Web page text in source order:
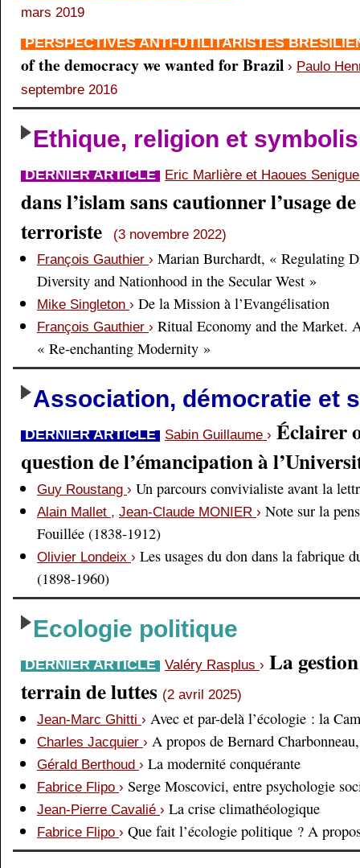
mars 2019
PERSPECTIVES ANTI-UTILITARISTES
of the democracy we wanted for Brazil › Paulo
septembre 2016
Ethique, religion et
DERNIER ARTICLE Eric Marlière et Haoues
dans l’islam sans cautionner l’usage
terroriste
(3 novembre 2022)
François Gauthier › Marian Burchardt, « Regulating
Diversity and Nationhood in the Secular West »
Mike Singleton › De la Mission à l’Evangélisation
François Gauthier › Ritual Economy and the Market.
« Re-enchanting Modernity »
Association, démocratie et
DERNIER ARTICLE Sabin Guillaume › Éclairer
question de l’émancipation à
Guy Roustang › Un parcours convivialiste avant la
Alain Mallet , Jean-Claude MONIER › Note sur la
Fouillée (1838-1912)
Olivier Londeix › Les usages du don dans la fabrique
(1898-1960)
Ecologie politique
DERNIER ARTICLE Valéry Rasplus › La
terrain de luttes (2 avril 2025)
Jean-Marc Ghitti › Avec et par-delà l’écologie : la
Charles Jacquier › A propos de Bernard
Gérald Berthoud › La modernité conquérante
Fabrice Flipo › Serge Moscovici, entre psychologie
Jean-Pierre Cavalié › La crise climathéologique
Fabrice Flipo › Que fait l’écologie politique ? A